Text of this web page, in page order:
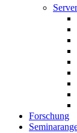
Forschung